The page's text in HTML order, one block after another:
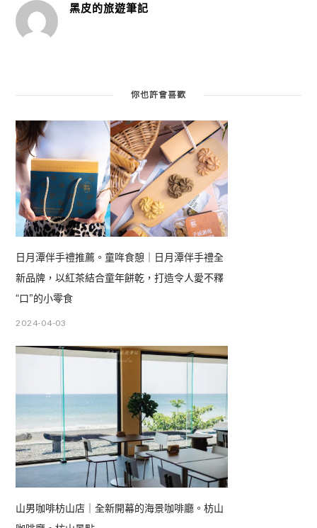
黑皮的旅遊筆記
你也許會喜歡
日月潭伴手禮推薦。童哖食憩｜日月潭伴手禮全
新品牌，以紅茶結合童年餅乾，打造令人愛不釋
“口”的小零食
2024-04-03
山男咖啡枋山店｜全新開幕的海景咖啡廳。枋山